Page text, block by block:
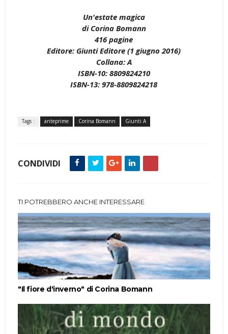
Un'estate magica
di Corina Bomann
416 pagine
Editore: Giunti Editore (1 giugno 2016)
Collana: A
ISBN-10: 8809824210
ISBN-13: 978-8809824218
Tags : anteprime Corina Bomann Giunti A
CONDIVIDI
TI POTREBBERO ANCHE INTERESSARE
"Il fiore d'inverno" di Corina Bomann